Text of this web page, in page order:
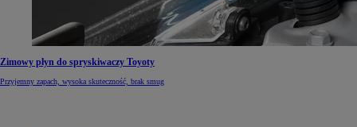
Zimowy płyn do spryskiwaczy Toyoty
Przyjemny zapach, wysoka skuteczność, brak smug